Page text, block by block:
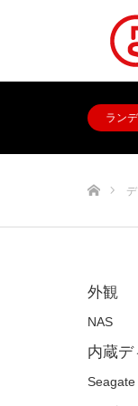
ラン
外観
NAS
内蔵デ
Seagate